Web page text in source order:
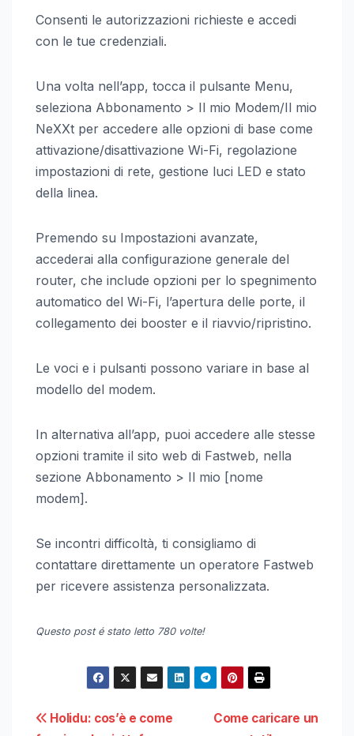
Consenti le autorizzazioni richieste e accedi
con le tue credenziali.
Una volta nell’app, tocca il pulsante Menu,
seleziona Abbonamento > Il mio Modem/Il mio
NeXXt per accedere alle opzioni di base come
attivazione/disattivazione Wi-Fi, regolazione
impostazioni di rete, gestione luci LED e stato
della linea.
Premendo su Impostazioni avanzate,
accederai alla configurazione generale del
router, che include opzioni per lo spegnimento
automatico del Wi-Fi, l’apertura delle porte, il
collegamento dei booster e il riavvio/ripristino.
Le voci e i pulsanti possono variare in base al
modello del modem.
In alternativa all’app, puoi accedere alle stesse
opzioni tramite il sito web di Fastweb, nella
sezione Abbonamento > Il mio [nome
modem].
Se incontri difficoltà, ti consigliamo di
contattare direttamente un operatore Fastweb
per ricevere assistenza personalizzata.
Questo post é stato letto 780 volte!
Navigazione
Come caricare un
Holidu: cos’è e come